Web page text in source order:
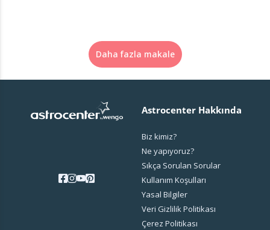
Daha fazla makale
Astrocenter Hakkında
Biz kimiz?
Ne yapıyoruz?
Sıkça Sorulan Sorular
Kullanım Koşulları
Yasal Bilgiler
Veri Gizlilik Politikası
Çerez Politikası